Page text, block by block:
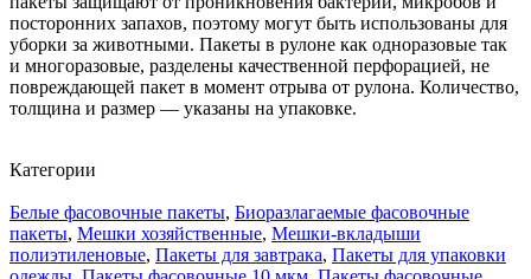
посторонних запахов, поэтому могут быть использованы для
уборки за животными. Пакеты в рулоне как одноразовые так
и многоразовые, разделены качественной перфорацией, не
повреждающей пакет в момент отрыва от рулона. Количество,
толщина и размер — указаны на упаковке.
Категории
Белые фасовочные пакеты, Биоразлагаемые фасовочные
пакеты, Мешки хозяйственные, Мешки-вкладыши
полиэтиленовые, Пакеты для завтрака, Пакеты для упаковки